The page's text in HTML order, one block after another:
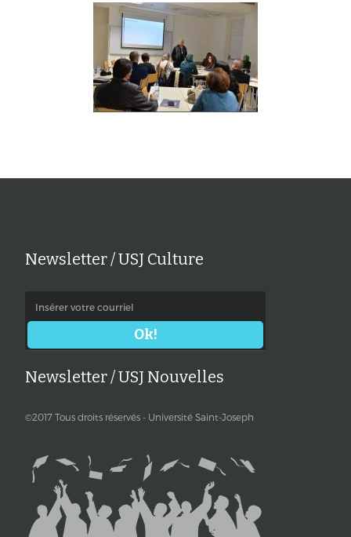
Newsletter / USJ Culture
Newsletter / USJ Nouvelles
©2017 Tous droits réservés - Université Saint-Joseph